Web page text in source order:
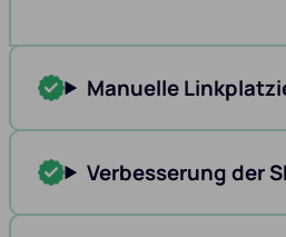
Manuelle
Verbesserung der